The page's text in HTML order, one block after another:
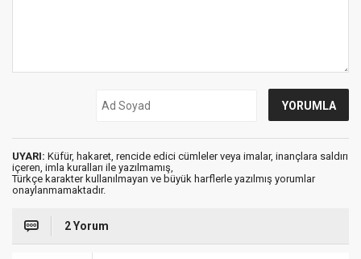
UYARI: Küfür, hakaret, rencide edici cümleler veya imalar, inançlara saldırı
içeren, imla kuralları ile yazılmamış,
Türkçe karakter kullanılmayan ve büyük harflerle yazılmış yorumlar
onaylanmamaktadır.
2 Yorum